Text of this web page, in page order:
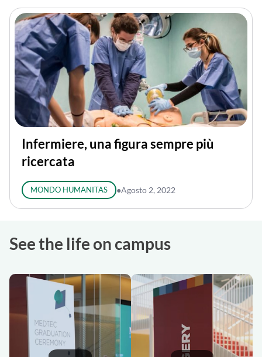
Infermiere, una figura sempre più
ricercata
MONDO HUMANITAS ●Agosto 2, 2022
See the life on campus